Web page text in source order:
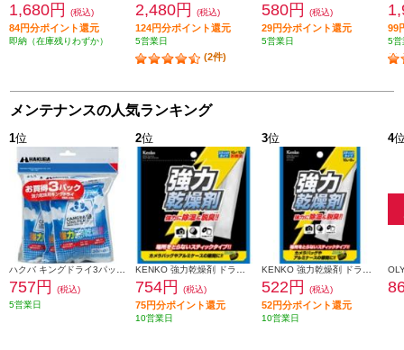
1,680円 (税込)
84円分ポイント還元
即納（在庫残りわずか）
2,480円 (税込)
124円分ポイント還元
5営業日
(2件)
580円 (税込)
29円分ポイント還元
5営業日
99
5営
メンテナンスの人気ランキング
1位
757円
(税込)
5営業日
2位
754円 (税込)
75円分ポイント還元
10営業日
3位
522円 (税込)
52円分ポイント還元
10営業日
4